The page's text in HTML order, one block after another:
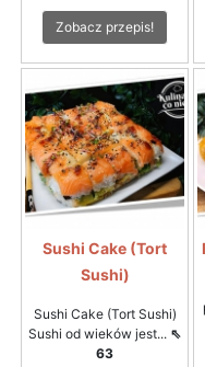
Zobacz przepis!
Sushi Cake (Tort
Sushi)
Sushi Cake (Tort Sushi)
Sushi od wieków jest... ⇖
63